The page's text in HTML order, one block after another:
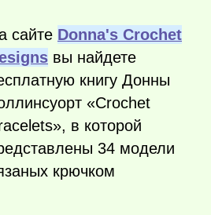
сайте Donna's Crochet
вы найдете
книгу Донны
«Crochet
в которой
34 модели
крючком